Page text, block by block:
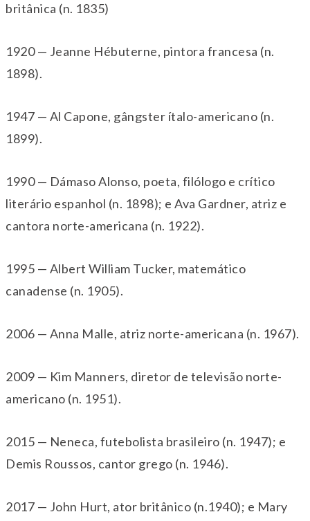
britânica (n. 1835)
1920 — Jeanne Hébuterne, pintora francesa (n.
1898).
1947 — Al Capone, gângster ítalo-americano (n.
1899).
1990 — Dámaso Alonso, poeta, filólogo e crítico
literário espanhol (n. 1898); e Ava Gardner, atriz e
cantora norte-americana (n. 1922).
1995 — Albert William Tucker, matemático
canadense (n. 1905).
2006 — Anna Malle, atriz norte-americana (n. 1967).
2009 — Kim Manners, diretor de televisão norte-
americano (n. 1951).
2015 — Neneca, futebolista brasileiro (n. 1947); e
Demis Roussos, cantor grego (n. 1946).
2017 — John Hurt, ator britânico (n.1940); e Mary